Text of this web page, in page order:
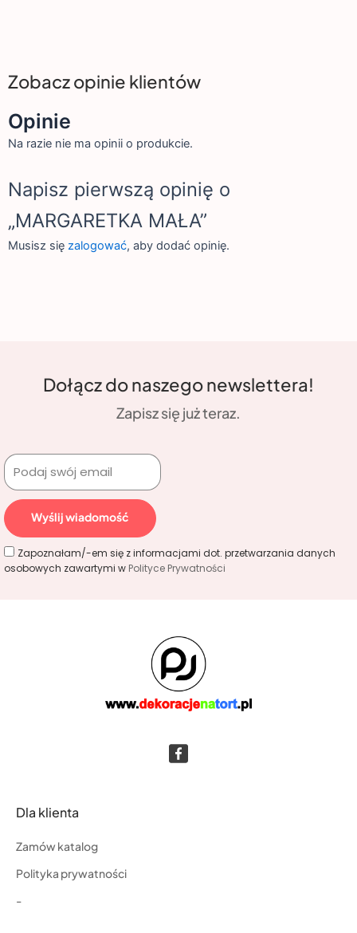
Zobacz opinie klientów
Opinie
Na razie nie ma opinii o produkcie.
Napisz pierwszą opinię o
„MARGARETKA MAŁA”
Musisz się zalogować, aby dodać opinię.
Dołącz do naszego newslettera!
Zapisz się już teraz.
Zapoznałam/-em się z informacjami dot. przetwarzania danych
osobowych zawartymi w Polityce Prywatności
Wyślij wiadomość
Dla klienta
Zamów katalog
Polityka prywatności
-